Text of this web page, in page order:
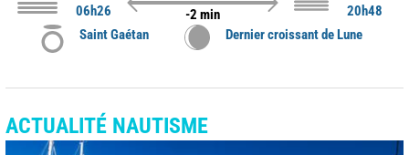
06h26
-2 min
20h48
Saint Gaétan
Dernier croissant de Lune
ACTUALITÉ NAUTISME